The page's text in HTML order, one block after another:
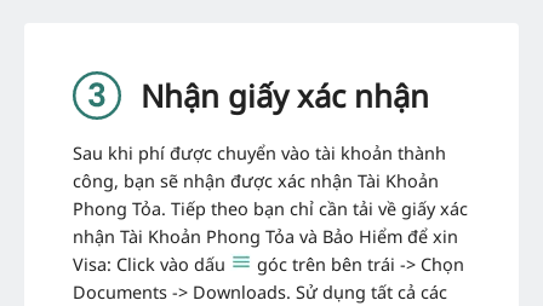
Nhận giấy xác nhận
Sau khi phí được chuyển vào tài khoản thành
công, bạn sẽ nhận được xác nhận Tài Khoản
Phong Tỏa. Tiếp theo bạn chỉ cần tải về giấy xác
nhận Tài Khoản Phong Tỏa và Bảo Hiểm để xin
Visa: Click vào dấu
góc trên bên trái -> Chọn
Documents -> Downloads. Sử dụng tất cả các